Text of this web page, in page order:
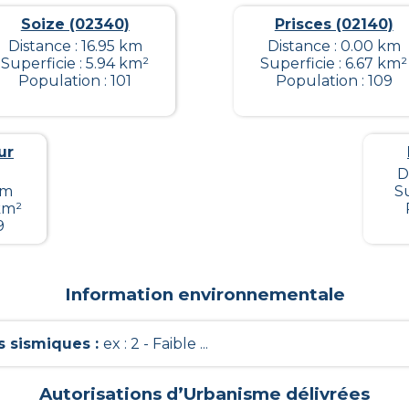
Soize (02340)
Distance : 16.95 km
Superficie : 5.94 km²
Population : 101
Prisces (02140)
Distance : 0.00 km
Superficie : 6.67 km²
Population : 109
Information environnementale
sismiques : ex : 2 - Faible ...
Autorisations d’Urbanisme délivrées